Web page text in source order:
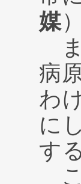
媒）
ま
病
わ
に
す
こ